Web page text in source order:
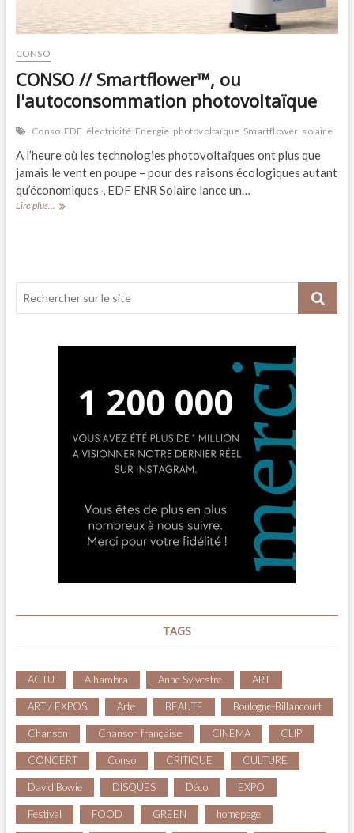
CONSO
CONSO // Smartflower™, ou
l'autoconsommation photovoltaïque
Conso EDF électricité Energie photovoltaïque Smartflower solaire
A l’heure où les technologies photovoltaïques ont plus que
jamais le vent en poupe – pour des raisons écologiques autant
qu’économiques-, EDF ENR Solaire lance un…
Lire plus...
CONSO
TAGS
ACTU Alhambra Anne Sylvestre ART
ART / EXPOS Arte BEAUTE Boulogne-Billancourt
Chanson Chanson française CINEMA CLIP
CONCERT Conso CRITIQUE CULTURE
David Bowie DISQUES Déco EXPO
Festival FOOD GREEN homepage